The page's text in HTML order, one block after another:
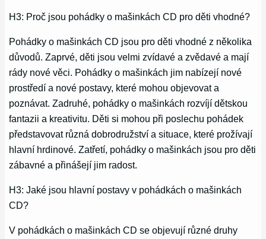
H3: Proč jsou pohádky o mašinkách CD pro děti vhodné?
Pohádky o mašinkách CD jsou pro děti vhodné z několika
důvodů. Zaprvé, děti jsou velmi zvídavé a zvědavé a mají
rády nové věci. Pohádky o mašinkách jim nabízejí nové
prostředí a nové postavy, které mohou objevovat a
poznávat. Zadruhé, pohádky o mašinkách rozvíjí dětskou
fantazii a kreativitu. Děti si mohou při poslechu pohádek
představovat různá dobrodružství a situace, které prožívají
hlavní hrdinové. Zatřetí, pohádky o mašinkách jsou pro děti
zábavné a přinášejí jim radost.
H3: Jaké jsou hlavní postavy v pohádkách o mašinkách
CD?
V pohádkách o mašinkách CD se objevují různé druhy